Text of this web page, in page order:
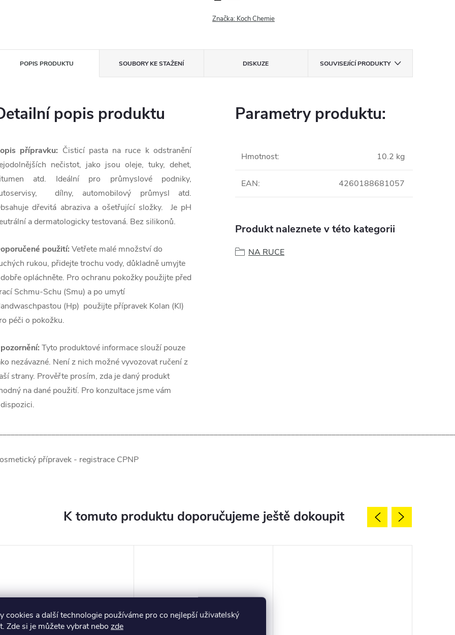
cookies a další technologie používáme pro co nejlepší uživatelský
Zde si je můžete vybrat nebo zde
Značka: Koch Chemie
POPIS PRODUKTU SOUBORY KE STAŽENÍ DISKUZE SOUVISEJÍCÍ PRODUKTY
popis produktu
přípravku: Čisticí pasta na ruce k odstranění
nečistot, jako jsou oleje, tuky, dehet,
atd. Ideální pro průmyslové podniky,
dílny, automobilový průmysl atd.
dřevitá abraziva a ošetřující složky. Je pH
a dermatologicky testovaná. Bez silikonů.
použití: Vetřete malé množství do
rukou, přidejte trochu vody, důkladně umyjte
opláchněte. Pro ochranu pokožky použijte před
Schmu-Schu (Smu) a po umytí
(Hp) použijte přípravek Kolan (Kl)
péči o pokožku.
Tyto produktové informace slouží pouze
nezávazné. Není z nich možné vyvozovat ručení z
strany. Prověřte prosím, zda je daný produkt
na dané použití. Pro konzultace jsme vám
přípravek - registrace CPNP
Parametry produktu:
Hmotnost: 10.2 kg
EAN: 4260188681057
Produkt naleznete v této kategorii
NA RUCE
K tomuto produktu doporučujeme ještě dokoupit